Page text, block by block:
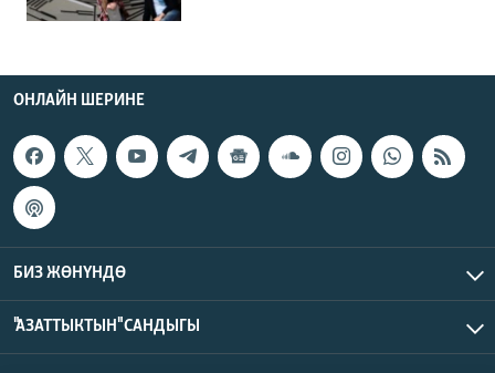
ОНЛАЙН ШЕРИНЕ
БИЗ ЖӨНҮНДӨ
"АЗАТТЫКТЫН" САНДЫГЫ